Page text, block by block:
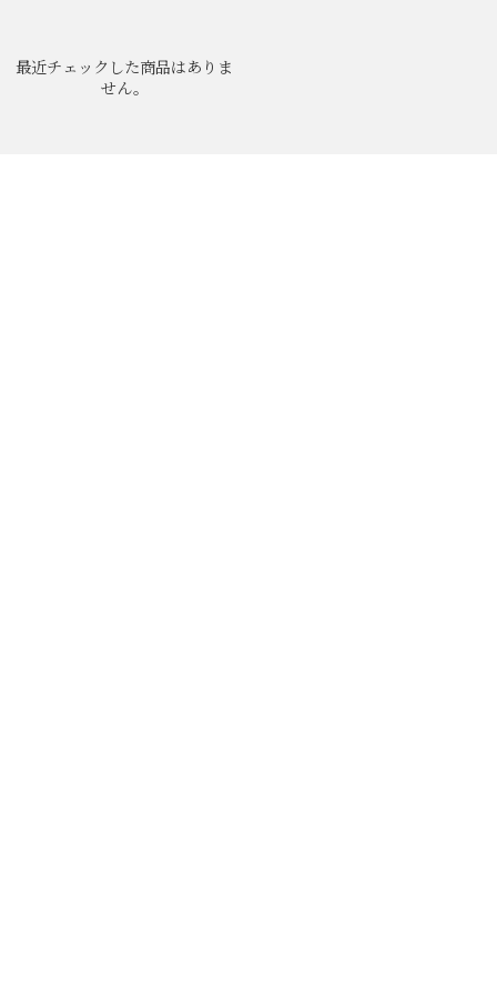
最近チェックした商品はありま
せん。